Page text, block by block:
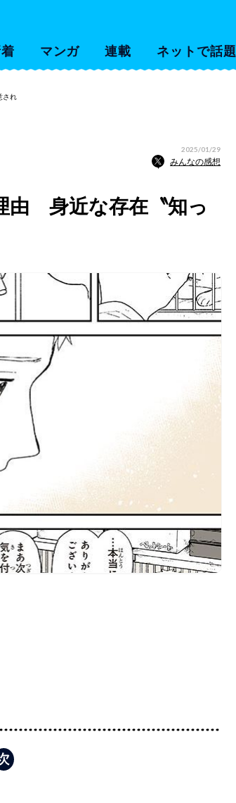
マンガ 連載 ネットで話題
され
2025/01/29
みんなの感想
由 身近な存在〝知っ